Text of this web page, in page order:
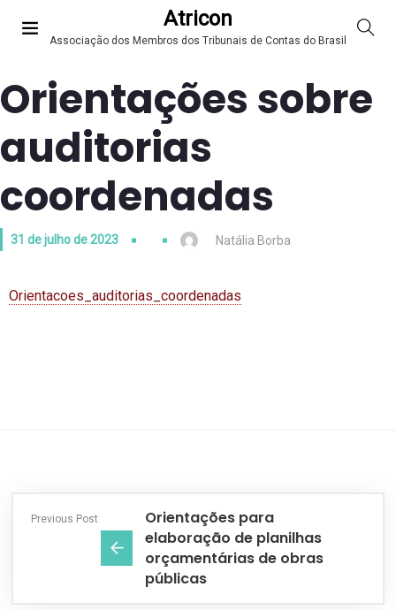
Atricon
Associação dos Membros dos Tribunais de Contas do Brasil
Orientações sobre
auditorias
coordenadas
31 de julho de 2023 Natália Borba
Orientacoes_auditorias_coordenadas
Previous Post
Orientações para
elaboração de planilhas
orçamentárias de obras
públicas